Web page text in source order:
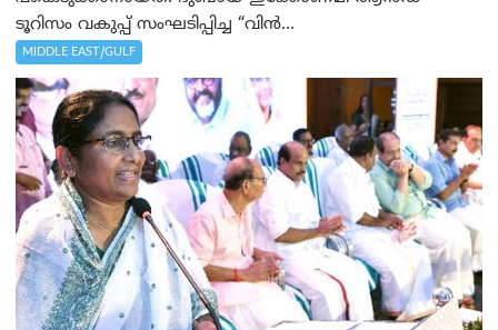
ടൂറിസം വകുപ്പ് സംഘടിപ്പിച്ച “വിൻ...
MIDDLE EAST/GULF